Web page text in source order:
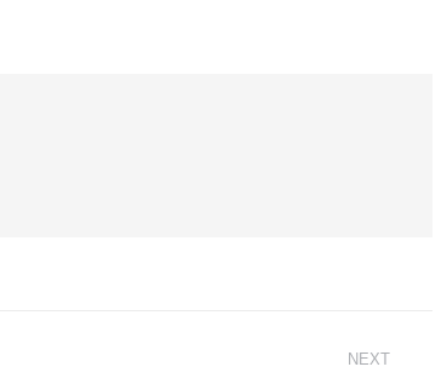
NEXT